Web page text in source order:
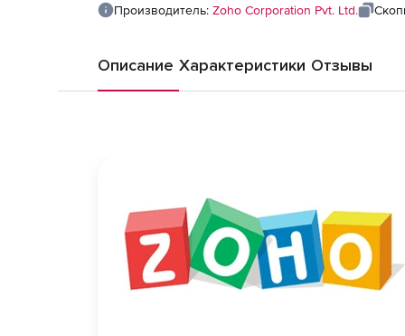
Производитель: Zoho Corporation Pvt. Ltd.
Описание Характеристики Отзывы